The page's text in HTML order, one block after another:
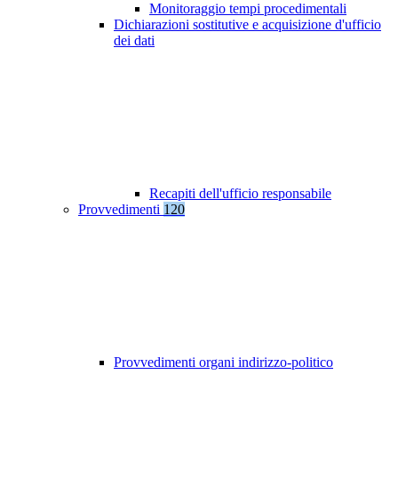
Monitoraggio tempi procedimentali
Dichiarazioni sostitutive e acquisizione d'ufficio
dei dati
Recapiti dell'ufficio responsabile
Provvedimenti 120
Provvedimenti organi indirizzo-politico